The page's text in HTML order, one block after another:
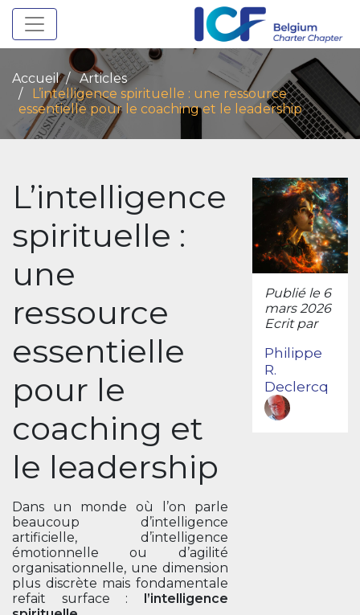
Toggle navigation
Accueil
Articles
L’intelligence spirituelle : une ressource
essentielle pour le coaching et le leadership
L’intelligence
spirituelle :
une
ressource
essentielle
pour le
coaching et
le leadership
Dans un monde où l’on parle
beaucoup d’intelligence
artificielle, d’intelligence
émotionnelle ou d’agilité
organisationnelle, une dimension
plus discrète mais fondamentale
refait surface : l’intelligence
Publié le 6
mars 2026
Ecrit par
Philippe
R.
Declercq